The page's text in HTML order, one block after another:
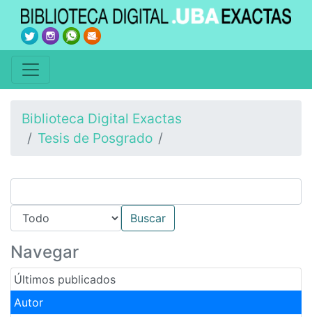
Biblioteca Digital Exactas
Tesis de Posgrado
Navegar
Últimos publicados
Autor